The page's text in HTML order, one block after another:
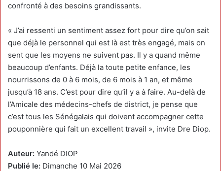
confronté à des besoins grandissants.
« J’ai ressenti un sentiment assez fort pour dire qu’on sait
que déjà le personnel qui est là est très engagé, mais on
sent que les moyens ne suivent pas. Il y a quand même
beaucoup d’enfants. Déjà la toute petite enfance, les
nourrissons de 0 à 6 mois, de 6 mois à 1 an, et même
jusqu’à 18 ans. C’est pour dire qu’il y a à faire. Au-delà de
l’Amicale des médecins-chefs de district, je pense que
c’est tous les Sénégalais qui doivent accompagner cette
pouponnière qui fait un excellent travail », invite Dre Diop.
Auteur: Yandé DIOP
Publié le: Dimanche 10 Mai 2026